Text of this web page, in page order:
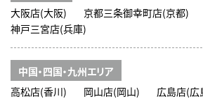
大阪店(大阪)
京都三条御幸町店(京都)
神戸三宮店(兵庫)
中国・四国・九州エリア
高松店(香川)
岡山店(岡山)
広島店(広